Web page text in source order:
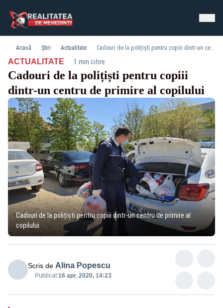
Acasă Știri Actualitate Cadouri de la polițiști pentru copiii dintr-un centru de primire al copilului
ACTUALITATE· 1 min citire
Cadouri de la polițiști pentru copiii
dintr-un centru de primire al copilului
Cadouri de la polițiști pentru copiii dintr-un centru de primire al
copilului
Scris de Alina Popescu
Publicat:16 apr. 2020, 14:23